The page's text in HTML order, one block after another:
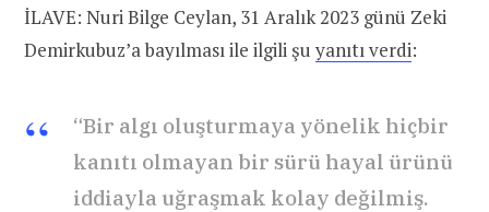
İLAVE: Nuri Bilge Ceylan, 31 Aralık 2023 günü Zeki
Demirkubuz’a bayılması ile ilgili şu yanıtı verdi:
“Bir algı oluşturmaya yönelik hiçbir
kanıtı olmayan bir sürü hayal ürünü
iddiayla uğraşmak kolay değilmiş.